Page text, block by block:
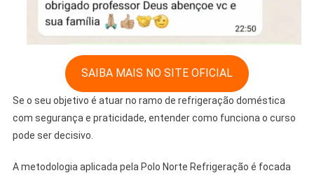
SAIBA MAIS NO SITE OFICIAL
Se o seu objetivo é atuar no ramo de refrigeração doméstica
com segurança e praticidade, entender como funciona o curso
pode ser decisivo.
A metodologia aplicada pela Polo Norte Refrigeração é focada